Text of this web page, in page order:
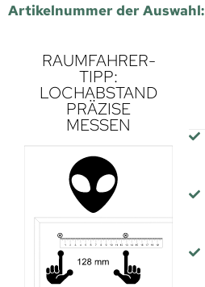
Artikelnummer der Auswahl:
RAUMFAHRER-
TIPP:
LOCHABSTAND
PRÄZISE
MESSEN